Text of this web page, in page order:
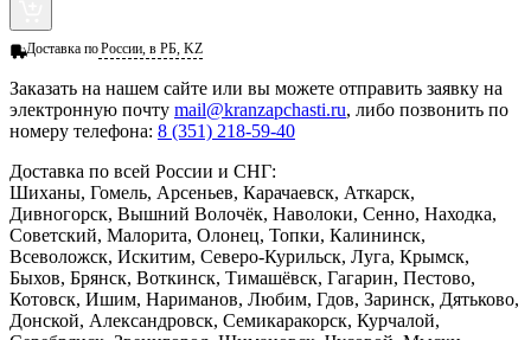
Доставка поРоссии, в РБ, KZ
Заказать на нашем сайте или вы можете отправить заявку на
электронную почту mail@kranzapchasti.ru, либо позвонить по
номеру телефона: 8 (351) 218-59-40
Доставка по всей России и СНГ:
Шиханы, Гомель, Арсеньев, Карачаевск, Аткарск,
Дивногорск, Вышний Волочёк, Наволоки, Сенно, Находка,
Советский, Малорита, Олонец, Топки, Калининск,
Всеволожск, Искитим, Северо-Курильск, Луга, Крымск,
Быхов, Брянск, Воткинск, Тимашёвск, Гагарин, Пестово,
Котовск, Ишим, Нариманов, Любим, Гдов, Заринск, Дятьково,
Донской, Александровск, Семикаракорск, Курчалой,